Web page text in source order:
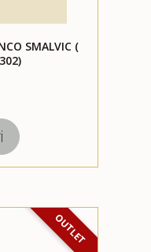
SMALVIC (
OUTLET